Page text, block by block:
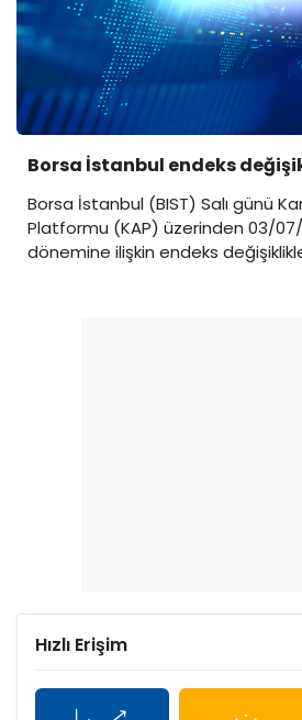
Borsa İstanbul endeks
Borsa İstanbul (BIST) Salı günü
Platformu (KAP) üzerinden 03/07/
dönemine ilişkin endeks
Açıklamaya göre BIST 100
Hızlı Erişim